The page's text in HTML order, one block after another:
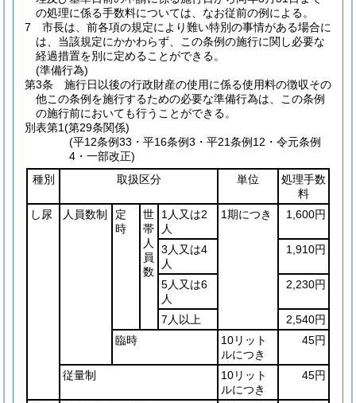
の処理に係る手数料については、なお従前の例による。
7
市長は、前各項の規定により難い特別の事情がある場合に
は、当該規定にかかわらず、この条例の施行に関し必要な
経過措置を別に定めることができる。
(準備行為)
第3条
施行日以後の行政財産の使用に係る使用料の徴収その
他この条例を施行するための必要な準備行為は、この条例
の施行前においても行うことができる。
別表第1(第29条関係)
(平12条例33・平16条例3・平21条例12・令元条例
4・一部改正)
種別
取扱区分 単位
処理手数
料
し尿
人員数制
定
時
世
帯
人
員
数
1人又は2
人
1期につき 1,600円
3人又は4
人
1,910円
5人又は6
人
2,230円
7人以上
2,540円
臨時
10リット
ルにつき
45円
従量制
10リット
ルにつき
45円